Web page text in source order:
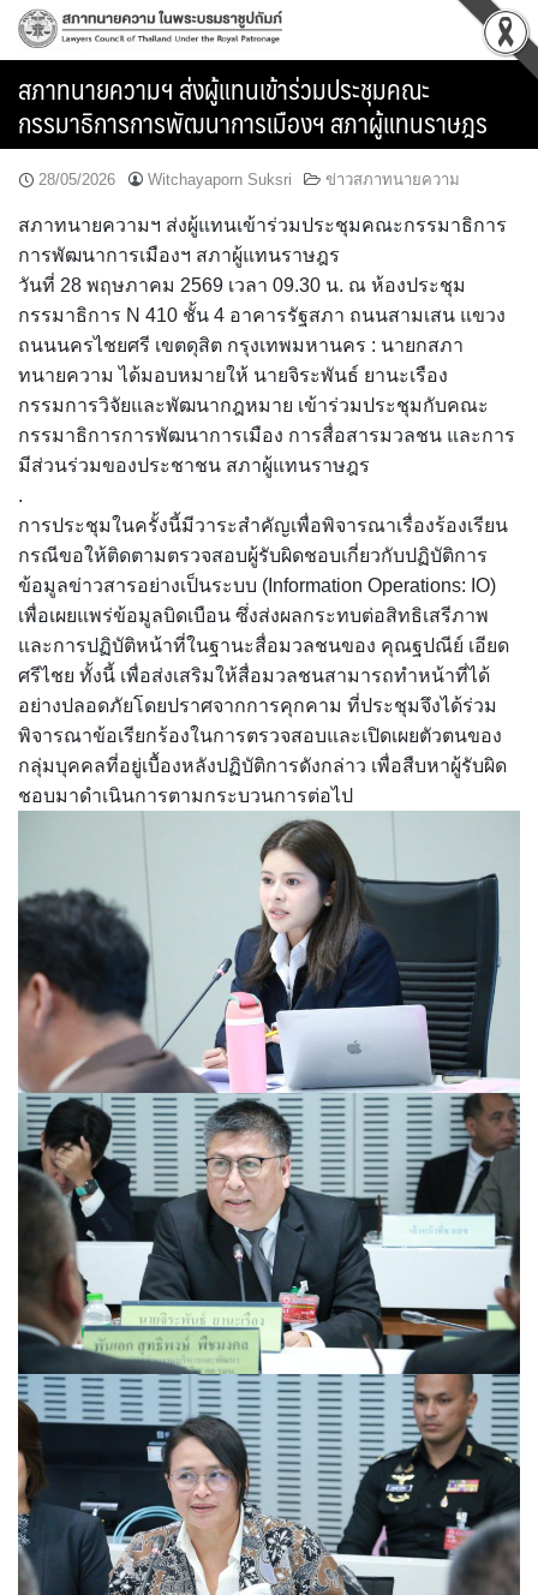
Skip
สภาทนายความฯ ส่งผู้แทนเข้าร่วมประชุมคณะ
กรรมาธิการการพัฒนาการเมืองฯ สภาผู้แทนราษฎร
28/05/2026 Witchayaporn Suksri ข่าวสภาทนายความ
สภาทนายความฯ ส่งผู้แทนเข้าร่วมประชุมคณะกรรมาธิการ
การพัฒนาการเมืองฯ สภาผู้แทนราษฎร
วันที่ 28 พฤษภาคม 2569 เวลา 09.30 น. ณ ห้องประชุม
กรรมาธิการ N 410 ชั้น 4 อาคารรัฐสภา ถนนสามเสน แขวง
ถนนนครไชยศรี เขตดุสิต กรุงเทพมหานคร : นายกสภา
ทนายความ ได้มอบหมายให้ นายจิระพันธ์ ยานะเรือง
กรรมการวิจัยและพัฒนากฎหมาย เข้าร่วมประชุมกับคณะ
กรรมาธิการการพัฒนาการเมือง การสื่อสารมวลชน และการ
มีส่วนร่วมของประชาชน สภาผู้แทนราษฎร
.
การประชุมในครั้งนี้มีวาระสำคัญเพื่อพิจารณาเรื่องร้องเรียน
กรณีขอให้ติดตามตรวจสอบผู้รับผิดชอบเกี่ยวกับปฏิบัติการ
ข้อมูลข่าวสารอย่างเป็นระบบ (Information Operations: IO)
เพื่อเผยแพร่ข้อมูลบิดเบือน ซึ่งส่งผลกระทบต่อสิทธิเสรีภาพ
และการปฏิบัติหน้าที่ในฐานะสื่อมวลชนของ คุณฐปณีย์ เอียด
ศรีไชย ทั้งนี้ เพื่อส่งเสริมให้สื่อมวลชนสามารถทำหน้าที่ได้
อย่างปลอดภัยโดยปราศจากการคุกคาม ที่ประชุมจึงได้ร่วม
พิจารณาข้อเรียกร้องในการตรวจสอบและเปิดเผยตัวตนของ
กลุ่มบุคคลที่อยู่เบื้องหลังปฏิบัติการดังกล่าว เพื่อสืบหาผู้รับผิด
ชอบมาดำเนินการตามกระบวนการต่อไป